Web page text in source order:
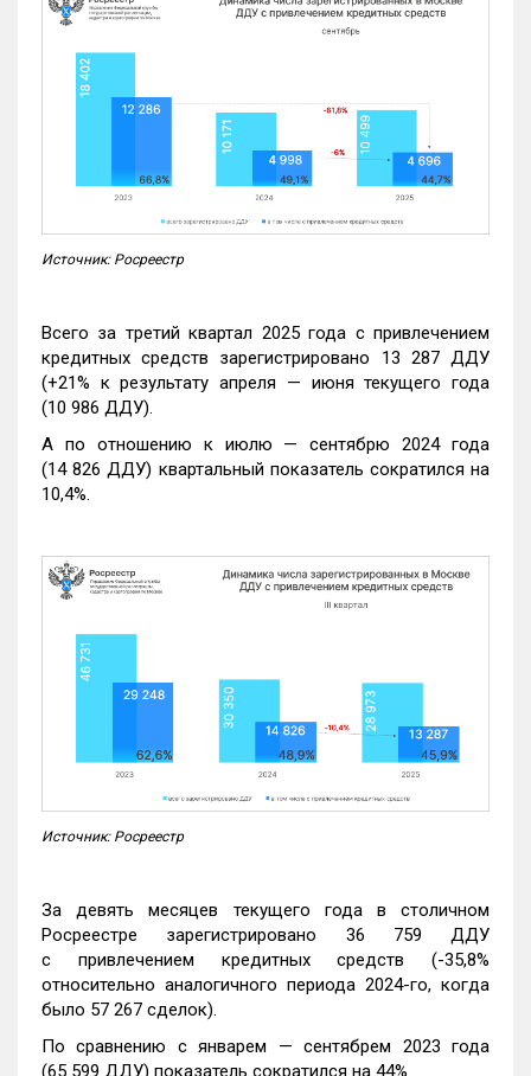
Источник: Росреестр
Всего за третий квартал 2025 года с привлечением
кредитных средств зарегистрировано 13 287 ДДУ
(+21% к результату апреля — июня текущего года
(10 986 ДДУ).
А по отношению к июлю — сентябрю 2024 года
(14 826 ДДУ) квартальный показатель сократился на
10,4%.
Источник: Росреестр
За девять месяцев текущего года в столичном
Росреестре зарегистрировано 36 759 ДДУ
с привлечением кредитных средств (-35,8%
относительно аналогичного периода 2024-го, когда
было 57 267 сделок).
По сравнению с январем — сентябрем 2023 года
(65 599 ДДУ) показатель сократился на 44%.